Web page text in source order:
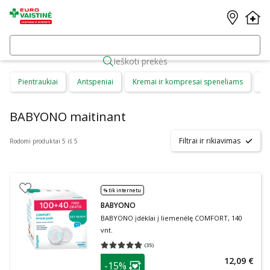
Ieškoti prekės
Pientraukiai Antspeniai Kremai ir kompresai speneliams
BABYONO maitinant
Rodomi produktai 5 iš 5 Filtrai ir rikiavimas
% tik internetu
BABYONO
BABYONO įdėklai į liemenėlę COMFORT, 140
vnt.
(35)
Vidutinis įvertinimas 4.71
patarimas
-15% 12,09 €